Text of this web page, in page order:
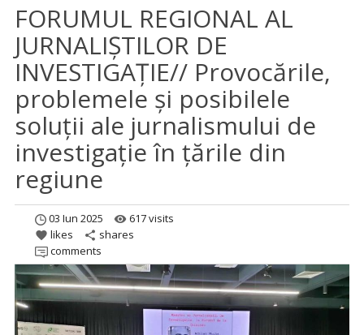
FORUMUL REGIONAL AL
JURNALIȘTILOR DE
INVESTIGAȚIE// Provocările,
problemele și posibilele
soluții ale jurnalismului de
investigație în țările din
regiune
03 Iun 2025 remove_red_eye 617 visits
favorite likes share shares
comments